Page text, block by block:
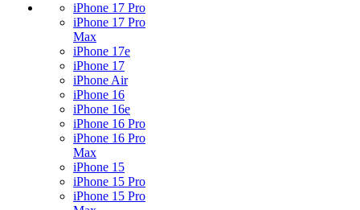
iPhone 17 Pro
iPhone 17 Pro
Max
iPhone 17e
iPhone 17
iPhone Air
iPhone 16
iPhone 16e
iPhone 16 Pro
iPhone 16 Pro
Max
iPhone 15
iPhone 15 Pro
iPhone 15 Pro